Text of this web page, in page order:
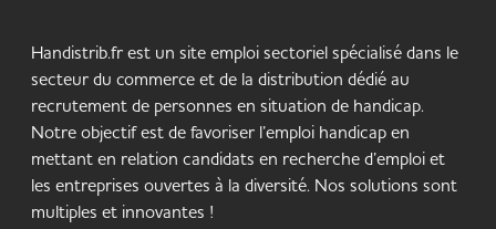
Handistrib.fr est un site emploi sectoriel spécialisé dans le
secteur du commerce et de la distribution dédié au
recrutement de personnes en situation de handicap.
Notre objectif est de favoriser l’emploi handicap en
mettant en relation candidats en recherche d’emploi et
les entreprises ouvertes à la diversité. Nos solutions sont
multiples et innovantes !